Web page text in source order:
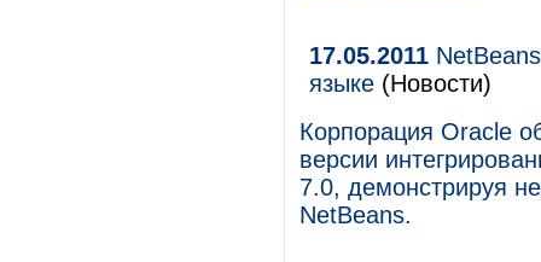
17.05.2011
языке (Новости)
Корпорация Oracle
версии
7.0, демонстрируя
NetBeans.